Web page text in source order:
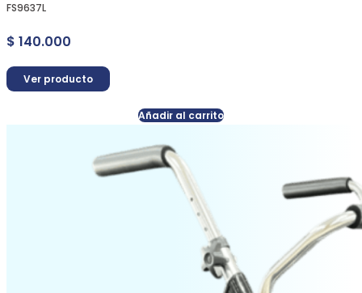
FS9637L
$ 140.000
Ver producto
Añadir al carrito